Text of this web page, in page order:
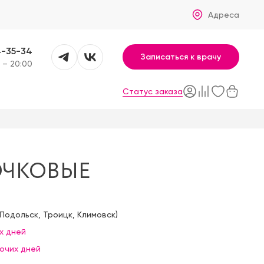
Адреса
35-34
20:00
Записаться к врачу
Статус заказа
Подольск, Троицк, Климовск)
дней
дней